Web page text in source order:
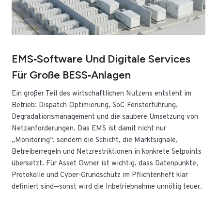
EMS‑Software Und Digitale Services
Für Große BESS‑Anlagen
Ein großer Teil des wirtschaftlichen Nutzens entsteht im
Betrieb: Dispatch‑Optimierung, SoC‑Fensterführung,
Degradationsmanagement und die saubere Umsetzung von
Netzanforderungen. Das EMS ist damit nicht nur
„Monitoring“, sondern die Schicht, die Marktsignale,
Betreiberregeln und Netzrestriktionen in konkrete Setpoints
übersetzt. Für Asset Owner ist wichtig, dass Datenpunkte,
Protokolle und Cyber‑Grundschutz im Pflichtenheft klar
definiert sind—sonst wird die Inbetriebnahme unnötig teuer.